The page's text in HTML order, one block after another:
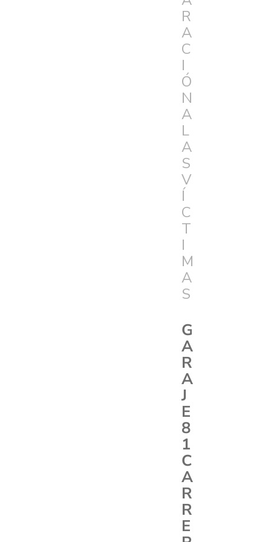
R
A
C
I
Ó
N
A
L
A
S
V
Í
C
T
I
M
A
S
G
A
R
A
J
E
8
1
C
A
R
R
E